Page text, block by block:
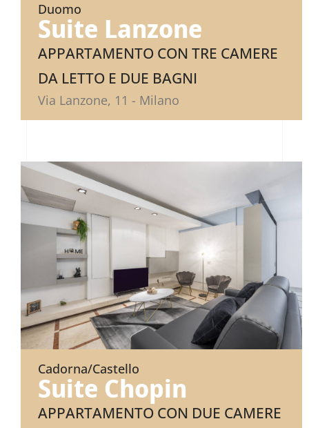
Duomo
Suite Lanzone
APPARTAMENTO CON TRE CAMERE
DA LETTO E DUE BAGNI
Via Lanzone, 11 - Milano
Cadorna/Castello
Suite Chopin
APPARTAMENTO CON DUE CAMERE